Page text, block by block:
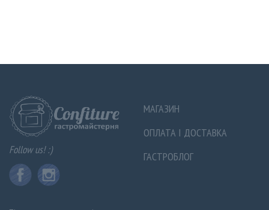
Follow us! :)
МАГАЗИН
ОПЛАТА І ДОСТАВКА
ГАСТРОБЛОГ